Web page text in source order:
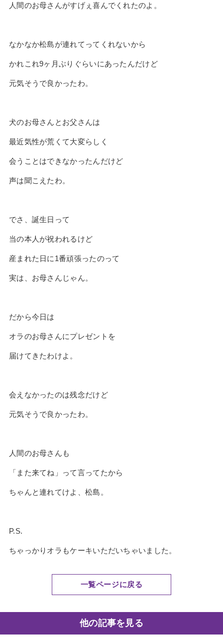
人間のお母さんがすげぇ喜んでくれたのよ。
なかなか松島が連れてってくれないから
かれこれ9ヶ月ぶりぐらいにあったんだけど
元気そうで良かったわ。
犬のお母さんとお父さんは
最近気性が荒くて大変らしく
会うことはできなかったんだけど
声は聞こえたわ。
でさ、誕生日って
当の本人が祝われるけど
産まれた日に 1番頑張ったのって
実は、お母さんじゃん。
だから今日は
オラのお母さんにプレゼントを
届けてきたわけよ。
会えなかったのは残念だけど
元気そうで良かったわ。
人間のお母さんも
「また来てね」って言ってたから
ちゃんと連れてけよ、松島。
P.S.
ちゃっかりオラもケーキいただいちゃいました。
一覧ページに戻る
他の記事を見る